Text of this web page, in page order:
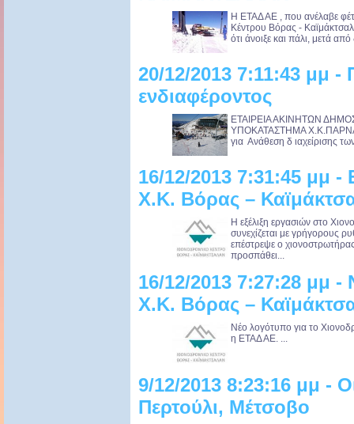
Η ΕΤΑΔ ΑΕ , που ανέλαβε
Κέντρου Βόρας -
ότι άνοιξε και πάλι, μετά
20/12/2013 7:11:43 μμ
ενδιαφέροντος
ΕΤΑΙΡΕΙΑ
ΥΠΟΚΑΤΑΣΤΗΜΑ
για Ανάθεση δ ιαχείρισης
16/12/2013 7:31:45 μμ -
Χ.Κ. Βόρας –
Η εξέλιξη εργασιών στο
συνεχίζεται με γρήγορους
επέστρεψε ο
προσπάθει...
16/12/2013 7:27:28 μμ -
Χ.Κ. Βόρας –
Νέο λογότυπο για το
η ΕΤΑΔ ΑΕ. ...
9/12/2013 8:23:16 μμ -
Περτούλι, Μέτσοβο